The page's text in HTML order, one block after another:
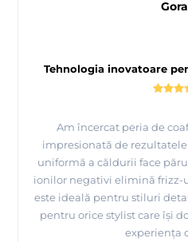
Tehnologia inovatoare
Am încercat peria de
impresionată de
uniformă a căldurii face
ionilor negativi elimină frizz-
este ideală pentru stiluri
pentru orice stylist care își
experiența